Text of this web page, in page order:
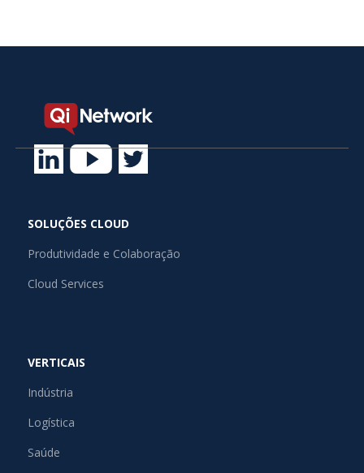
SOLUÇÕES CLOUD
Produtividade e Colaboração
Cloud Services
VERTICAIS
Indústria
Logística
Saúde